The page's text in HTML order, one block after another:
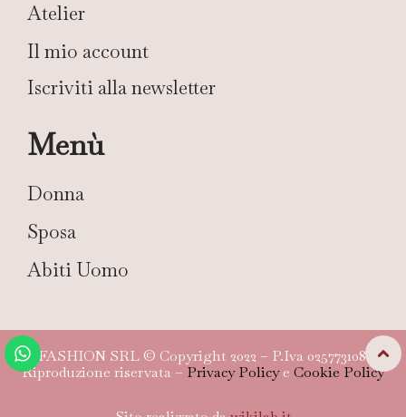
Atelier
Il mio account
Iscriviti alla newsletter
Menù
Donna
Sposa
Abiti Uomo
TG FASHION SRL © Copyright 2022 – P.Iva 02577310804 –
Riproduzione riservata – Privacy Policye Cookie Policy